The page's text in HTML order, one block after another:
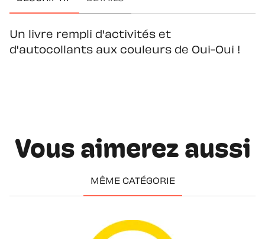
Un livre rempli d'activités et
d'autocollants aux couleurs de Oui-Oui !
Vous aimerez aussi
MÊME CATÉGORIE